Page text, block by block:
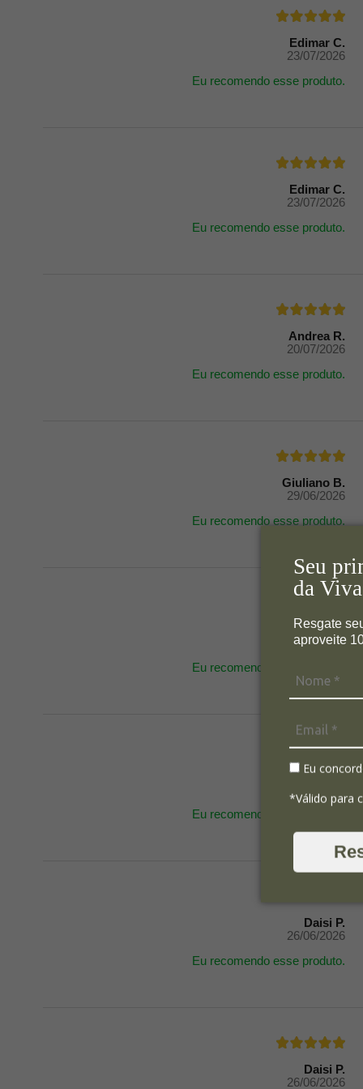
Seu
da
Resgate
aproveite
Eu
*Válido para
Edimar C.
23/07/2026
Eu recomendo esse produto.
Edimar C.
23/07/2026
Eu recomendo esse produto.
Andrea R.
20/07/2026
Eu recomendo esse produto.
Giuliano B.
29/06/2026
Eu recomendo esse produto.
Anônimo
29/06/2026
Eu recomendo esse produto.
Daisi P.
Eu recomendo esse produto.
Daisi P.
26/06/2026
Eu recomendo esse produto.
Daisi P.
26/06/2026